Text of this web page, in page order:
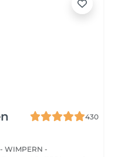
430
WIMPERN -